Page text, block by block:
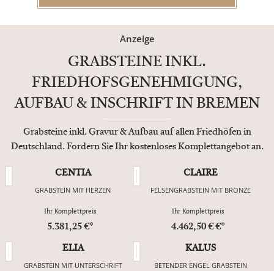
Anzeige
GRABSTEINE INKL.
FRIEDHOFSGENEHMIGUNG,
AUFBAU & INSCHRIFT IN BREMEN
Grabsteine inkl. Gravur & Aufbau auf allen Friedhöfen in
Deutschland. Fordern Sie Ihr kostenloses Komplettangebot an.
CENTIA
GRABSTEIN MIT HERZEN
Ihr Komplettpreis
5.381,25 €*
CLAIRE
FELSENGRABSTEIN MIT BRONZE
Ihr Komplettpreis
4.462,50 € €*
ELIA
GRABSTEIN MIT UNTERSCHRIFT
KALUS
BETENDER ENGEL GRABSTEIN